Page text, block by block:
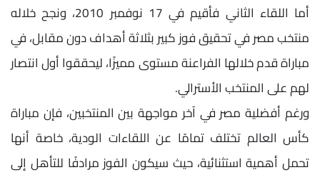
أما اللقاء الثاني فأقيم في 17 نوفمبر 2010، ونجح خلاله
منتخب مصر في تحقيق فوز كبير بثلاثة أهداف دون مقابل، في
مباراة قدم خلالها الفراعنة مستوى مميزًا، ليحققوا أول انتصار
لهم على المنتخب الأسترالي.
ورغم أفضلية مصر في آخر مواجهة بين المنتخبين، فإن مباراة
كأس العالم تختلف تمامًا عن اللقاءات الودية، خاصة أنها
تحمل أهمية استثنائية، حيث سيكون الفوز مرادفًا للتأهل إلى